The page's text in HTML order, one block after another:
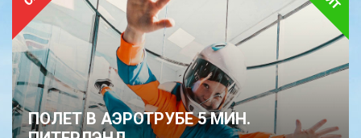
ПОЛЕТ В АЭРОТРУБЕ 5 МИН.